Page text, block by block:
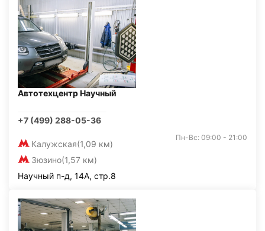
Автотехцентр Научный
+7 (499) 288-05-36
Калужская(1,09 км)
Зюзино(1,57 км)
Пн-Вс: 09:00 - 21:00
Научный п-д, 14А, стр.8